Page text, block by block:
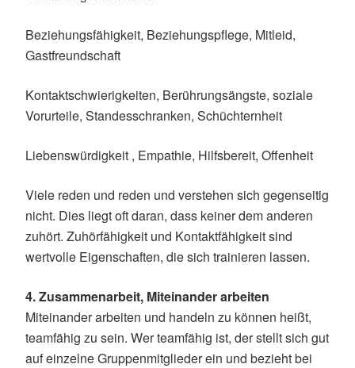
Beziehungsfähigkeit, Beziehungspflege, Mitleid,
Gastfreundschaft
Kontaktschwierigkeiten, Berührungsängste, soziale
Vorurteile, Standesschranken, Schüchternheit
Liebenswürdigkeit , Empathie, Hilfsbereit, Offenheit
Viele reden und reden und verstehen sich gegenseitig
nicht. Dies liegt oft daran, dass keiner dem anderen
zuhört. Zuhörfähigkeit und Kontaktfähigkeit sind
wertvolle Eigenschaften, die sich trainieren lassen.
4. Zusammenarbeit, Miteinander arbeiten
Miteinander arbeiten und handeln zu können heißt,
teamfähig zu sein. Wer teamfähig ist, der stellt sich gut
auf einzelne Gruppenmitglieder ein und bezieht bei